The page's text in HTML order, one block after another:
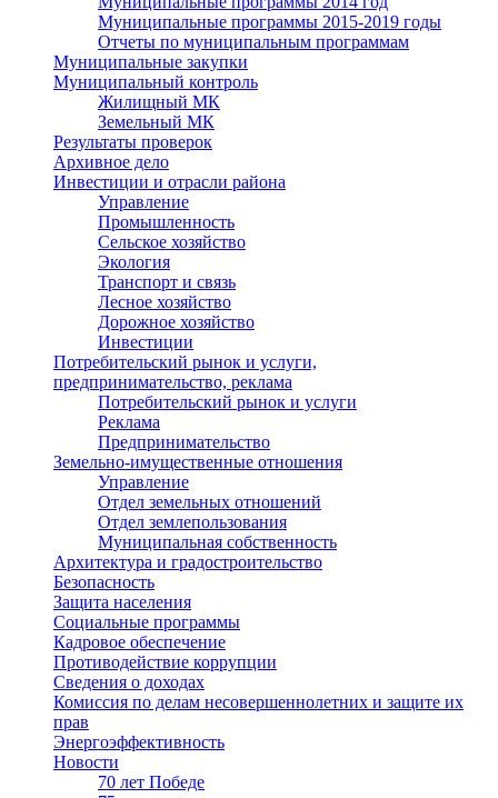
Муниципальные программы 2015-2019 годы
Отчеты по муниципальным программам
Муниципальные закупки
Муниципальный контроль
Жилищный МК
Земельный МК
Результаты проверок
Архивное дело
Инвестиции и отрасли района
Управление
Промышленность
Сельское хозяйство
Экология
Транспорт и связь
Лесное хозяйство
Дорожное хозяйство
Инвестиции
Потребительский рынок и услуги,
предпринимательство, реклама
Потребительский рынок и услуги
Реклама
Предпринимательство
Земельно-имущественные отношения
Управление
Отдел земельных отношений
Отдел землепользования
Муниципальная собственность
Архитектура и градостроительство
Безопасность
Защита населения
Социальные программы
Кадровое обеспечение
Противодействие коррупции
Сведения о доходах
Комиссия по делам несовершеннолетних и защите их
прав
Энергоэффективность
Новости
70 лет Победе